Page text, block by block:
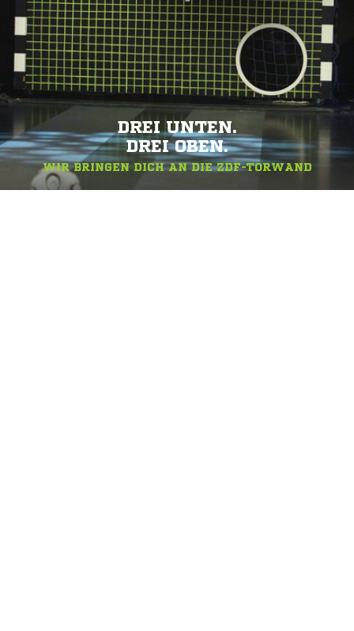
DREI UNTEN.
DREI OBEN.
WIR BRINGEN DICH AN DIE ZDF-TORWAND